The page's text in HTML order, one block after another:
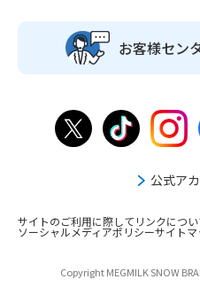
お客様セン
公式ア
サイトのご利用に際して リンクにつ
ソーシャルメディアポリシーサイトマ
Copyright MEGMILK SNOW